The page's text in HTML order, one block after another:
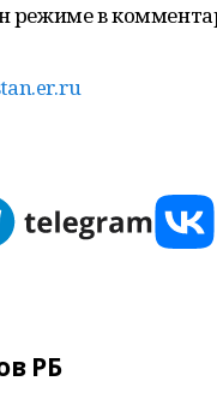
режиме в
РБ